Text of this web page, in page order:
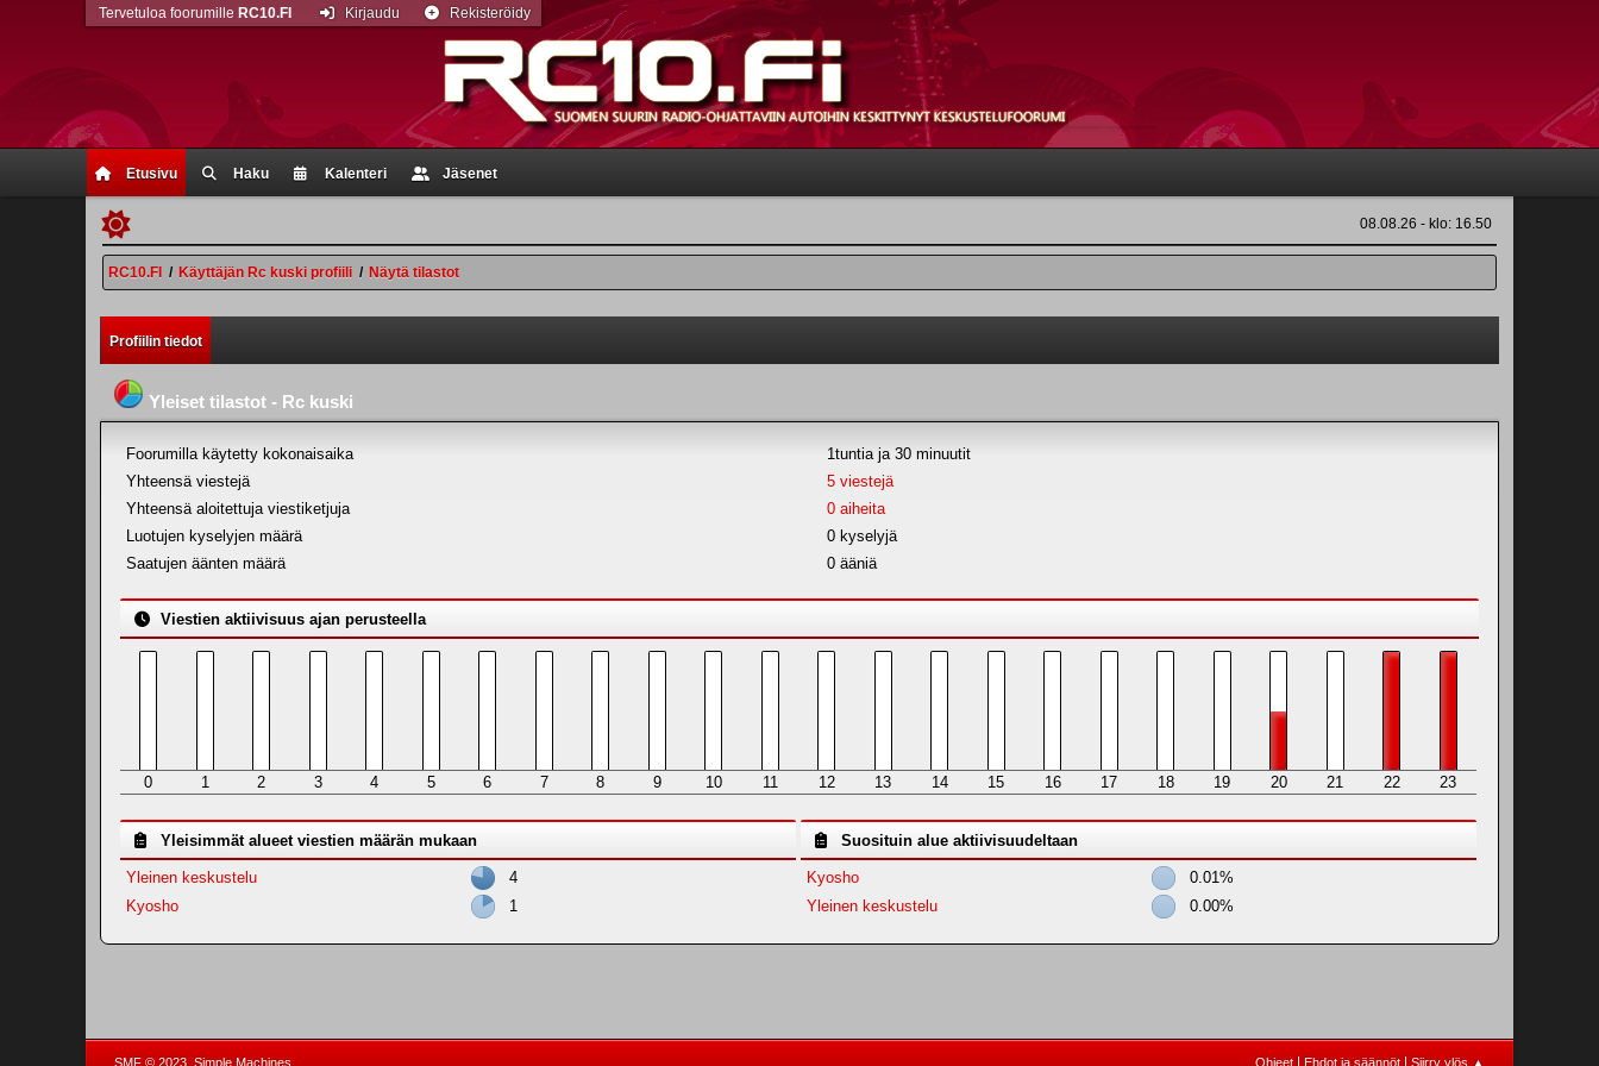
Etusivu Haku Kalenteri Jäsenet
Tervetuloa foorumille RC10.FI Kirjaudu Rekisteröidy
08.08.26 - klo: 16.50
RC10.FI / Käyttäjän Rc kuski profiili / Näytä tilastot
Profiilin tiedot
Yleiset tilastot - Rc kuski
Foorumilla käytetty kokonaisaika
1tuntia ja 30 minuutit
Yhteensä viestejä
5 viestejä
Yhteensä aloitettuja viestiketjuja
0 aiheita
Luotujen kyselyjen määrä
0 kyselyjä
Saatujen äänten määrä
0 ääniä
Viestien aktiivisuus ajan perusteella
0 1 2 3 4 5 6 7 8 9 10 11 12 13 14 15 16 17 18 19 20 21 22 23
Yleisimmät alueet viestien määrän mukaan
Yleinen keskustelu
4
Kyosho
1
Suosituin alue aktiivisuudeltaan
Kyosho
0.01%
Yleinen keskustelu
0.00%
Ohjeet Ehdot ja säännöt Siirry ylös ▲
SMF © 2023 Simple Machines